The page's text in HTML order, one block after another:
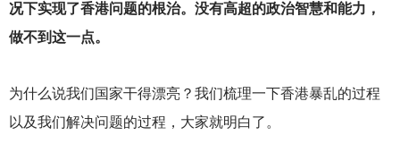
况下实现了香港问题的根治。没有高超的政治智慧和能力，
做不到这一点。
为什么说我们国家干得漂亮？我们梳理一下香港暴乱的过程
以及我们解决问题的过程，大家就明白了。